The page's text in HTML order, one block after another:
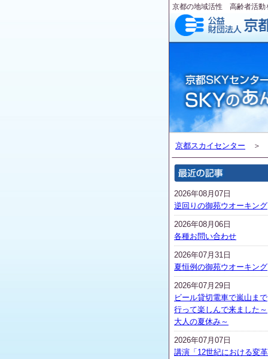
京都の地域活性 高齢者活動
京都スカイセンター ＞
2026年08月07日
逆回りの御苑ウオーキング
2026年08月06日
各種お問い合わせ
2026年07月31日
夏恒例の御苑ウオーキング
2026年07月29日
ビール貸切電車で嵐山まで
行って楽しんで来ました～
大人の夏休み～
2026年07月07日
講演「12世紀における変革